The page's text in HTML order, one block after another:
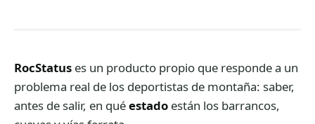
RocStatus es un producto propio que responde a un
problema real de los deportistas de montaña: saber,
antes de salir, en quéestado están los barrancos,